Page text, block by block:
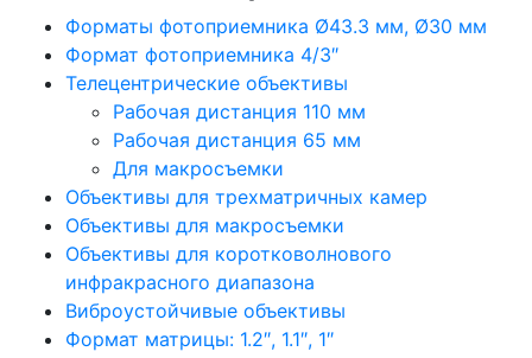
Форматы фотоприемника Ø43.3 мм, Ø30 мм
Формат фотоприемника 4/3″
Телецентрические объективы
Рабочая дистанция 110 мм
Рабочая дистанция 65 мм
Для макросъемки
Объективы для трехматричных камер
Объективы для макросъемки
Объективы для коротковолнового
инфракрасного диапазона
Виброустойчивые объективы
Формат матрицы: 1.2″, 1.1″, 1″